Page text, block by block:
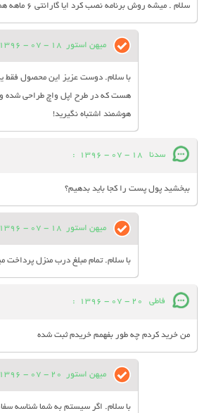
سلام . میشه روش برنامه نصب کرد ایا گارانتی 6 ماهه هم داره
میهن استور 18 - 07 - 1396
با سلام. دوست عزیز این محصول فقط
هست که در طرح اپل واچ طراحی شده و
هوشمند اشتباه نگیرید!
سدنا 18 - 07 - 1396
:
ببخشید پول پست را کجا باید بدهیم؟
میهن استور 18 - 07 - 1396
با سلام. تمام مبلغ درب منزل پرداخت
فاطی 20 - 07 - 1396
:
من خرید کردم چه طور بفهمم خریدم ثبت شده
میهن استور 20 - 07 - 1396
با سلام. اگر سیستم به شما شناسه